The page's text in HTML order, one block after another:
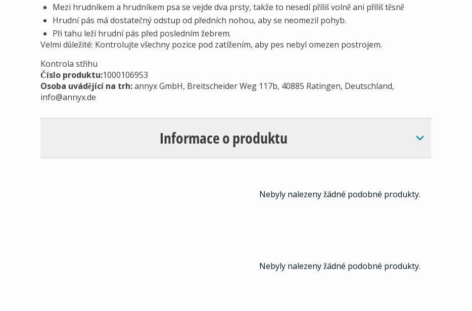
Mezi hrudníkem a hrudníkem psa se vejde dva prsty, takže to nesedí příliš volně ani příliš těsně
Hrudní pás má dostatečný odstup od předních nohou, aby se neomezil pohyb.
Při tahu leží hrudní pás před posledním žebrem.
Velmi důležité: Kontrolujte všechny pozice pod zatížením, aby pes nebyl omezen postrojem.
Kontrola střihu
Číslo produktu:1000106953
Osoba uvádějící na trh:annyx GmbH, Breitscheider Weg 117b, 40885 Ratingen, Deutschland,
info@annyx.de
Informace o produktu
Nebyly nalezeny žádné podobné produkty.
Nebyly nalezeny žádné podobné produkty.